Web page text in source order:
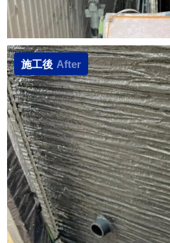
施工後 After